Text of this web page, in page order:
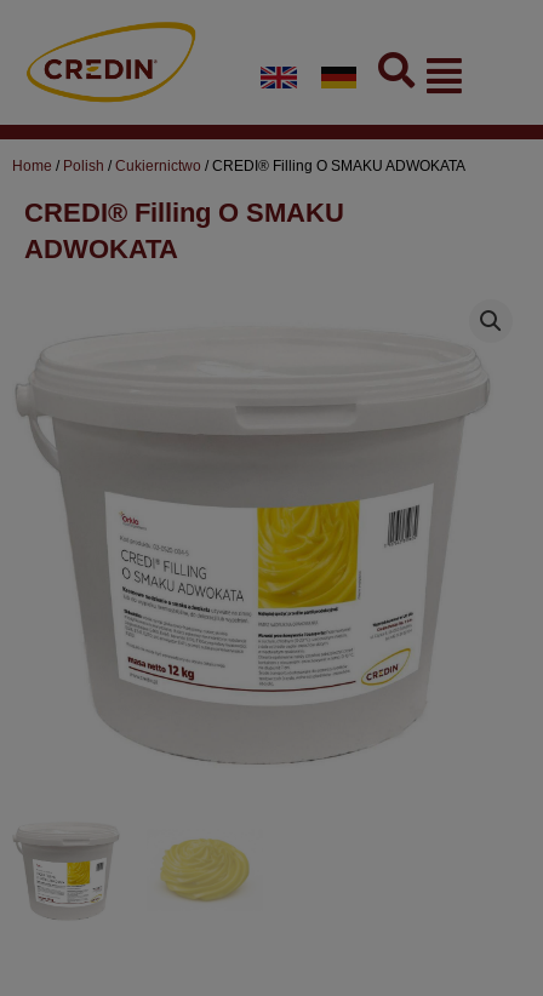
content
Flyout
Menu
Home / Polish /Cukiernictwo / CREDI® Filling O SMAKU ADWOKATA
CREDI® Filling O SMAKU
ADWOKATA